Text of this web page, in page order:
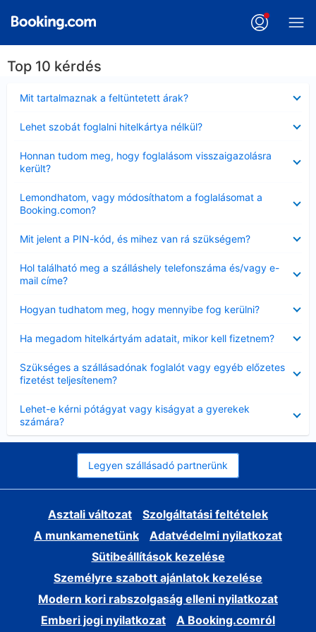
Top 10 kérdés
Mit tartalmaznak a feltüntetett árak?
Lehet szobát foglalni hitelkártya nélkül?
Honnan tudom meg, hogy foglalásom visszaigazolásra
került?
Lemondhatom, vagy módosíthatom a foglalásomat a
Booking.comon?
Mit jelent a PIN-kód, és mihez van rá szükségem?
Hol található meg a szálláshely telefonszáma és/vagy e-
mail címe?
Hogyan tudhatom meg, hogy mennyibe fog kerülni?
Ha megadom hitelkártyám adatait, mikor kell fizetnem?
Szükséges a szállásadónak foglalót vagy egyéb előzetes
fizetést teljesítenem?
Lehet-e kérni pótágyat vagy kiságyat a gyerekek
számára?
Legyen szállásadó partnerünk
Asztali változat
Szolgáltatási feltételek
A munkamenetünk
Adatvédelmi nyilatkozat
Sütibeállítások kezelése
Személyre szabott ajánlatok kezelése
Modern kori rabszolgaság elleni nyilatkozat
Emberi jogi nyilatkozat
A Booking.comról